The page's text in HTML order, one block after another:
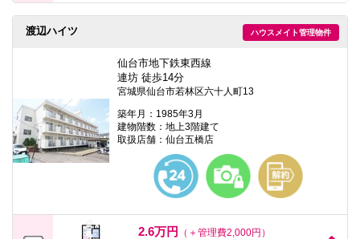
ハウスメイト管理物件
渡辺ハイツ
仙台市地下鉄東西線
連坊 徒歩14分
宮城県仙台市若林区六十人町13
築年月：1985年3月
建物階数：地上3階建て
取扱店舗：仙台五橋店
2.6万円
（＋管理費2,000円）